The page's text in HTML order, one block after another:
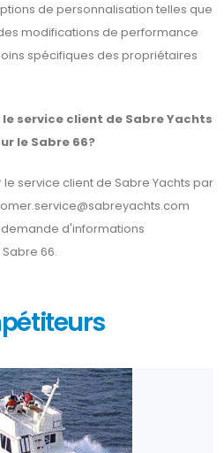
de personnalisation telles que
modifications de performance
spécifiques des propriétaires
service client de Sabre Yachts
le Sabre 66?
service client de Sabre Yachts par
d'informations
66.